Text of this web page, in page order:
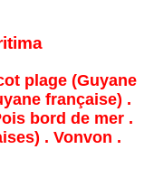
plage (Guyane
française) .
bord de mer .
. Vonvon .